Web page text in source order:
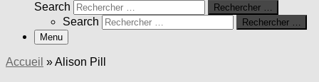
Search
Rechercher …
Search
Rechercher …
Menu
Accueil »Alison Pill